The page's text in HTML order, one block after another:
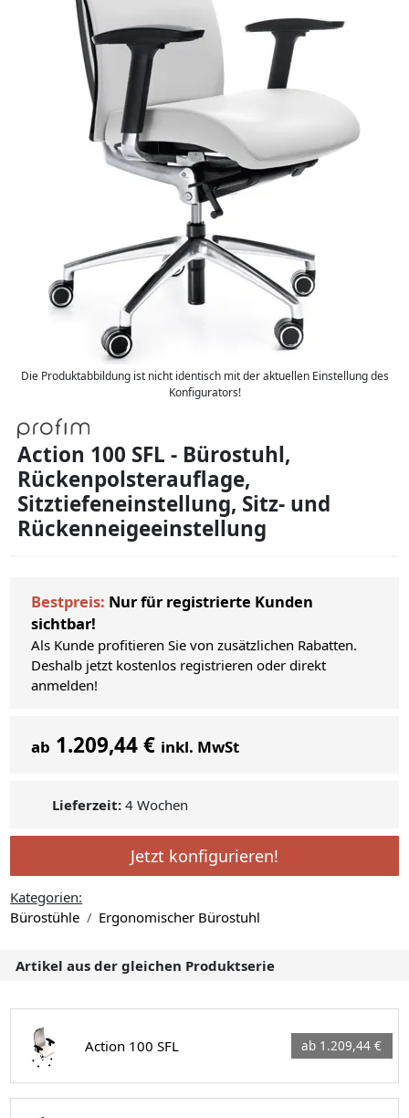
Die Produktabbildung ist nicht identisch mit der aktuellen Einstellung des
Konfigurators!
Action 100 SFL - Bürostuhl,
Rückenpolsterauflage,
Sitztiefeneinstellung, Sitz- und
Rückenneigeeinstellung
Bestpreis: Nur für registrierte Kunden
sichtbar!
Als Kunde profitieren Sie von zusätzlichen Rabatten.
Deshalb jetzt kostenlos registrieren oder direkt
anmelden!
ab 1.209,44 € inkl. MwSt
Lieferzeit: 4 Wochen
Jetzt konfigurieren!
Kategorien:
Bürostühle
Ergonomischer Bürostuhl
Artikel aus der gleichen Produktserie
Action 100 SFL ab 1.209,44 €